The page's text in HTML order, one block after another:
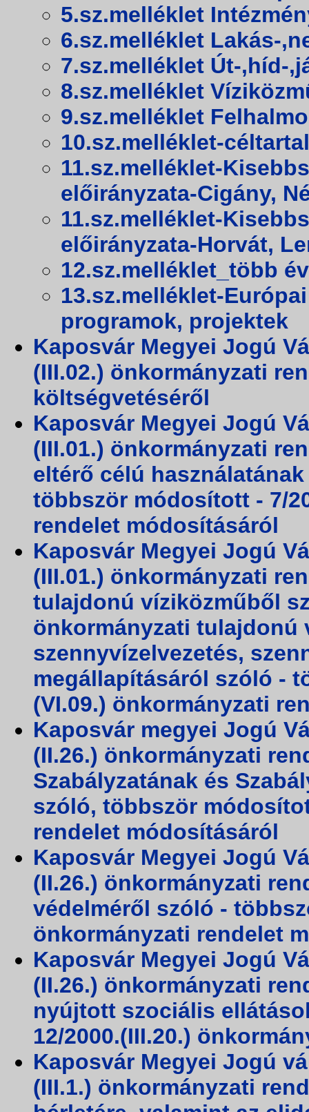
5.sz.melléklet
6.sz.melléklet Lakás-
7.sz.melléklet Út-,híd-
8.sz.melléklet
9.sz.melléklet
10.sz.melléklet-
11.sz.melléklet-
előirányzata-Cigány,
11.sz.melléklet-
előirányzata-Horvát,
12.sz.melléklet_több
13.sz.melléklet-
programok, projektek
Kaposvár Megyei Jogú
(III.02.) önkormányzati
költségvetéséről
Kaposvár Megyei Jogú
(III.01.) önkormányzati
eltérő célú
többször módosított - 7/
rendelet módosításáról
Kaposvár Megyei Jogú
(III.01.) önkormányzati
tulajdonú víziközműből
önkormányzati
szennyvízelvezetés,
megállapításáról szóló -
(VI.09.) önkormányzati
Kaposvár megyei Jogú
(II.26.) önkormányzati
Szabályzatának és
szóló, többször
rendelet módosításáról
Kaposvár Megyei Jogú
(II.26.) önkormányzati
védelméről szóló -
önkormányzati rendelet
Kaposvár Megyei Jogú
(II.26.) önkormányzati
nyújtott szociális
12/2000.(III.20.)
Kaposvár Megyei Jogú
(III.1.) önkormányzati